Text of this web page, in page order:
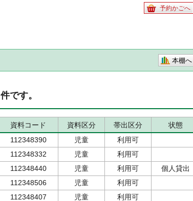
予約かごへ
本棚へ
件です。
資料コード 資料区分 帯出区分
状態
112348390 児童
利用可
112348332 児童
利用可
112348440 児童 利用可
個人貸出
112348506 児童
利用可
112348407 児童
利用可